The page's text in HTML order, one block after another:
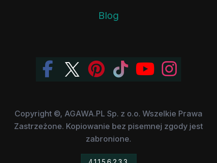
Blog
Copyright ©, AGAWA.PL Sp. z o.o. Wszelkie Prawa
Zastrzeżone. Kopiowanie bez pisemnej zgody jest
zabronione.